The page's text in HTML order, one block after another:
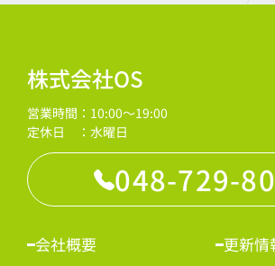
株式会社OS
営業時間：10:00～19:00
定休日 ：水曜日
048-729-
会社概要 更新情